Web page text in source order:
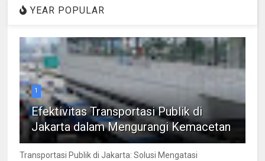
YEAR POPULAR
1
Efektivitas Transportasi Publik di
Jakarta dalam Mengurangi Kemacetan
Transportasi Publik di Jakarta: Solusi Mengatasi